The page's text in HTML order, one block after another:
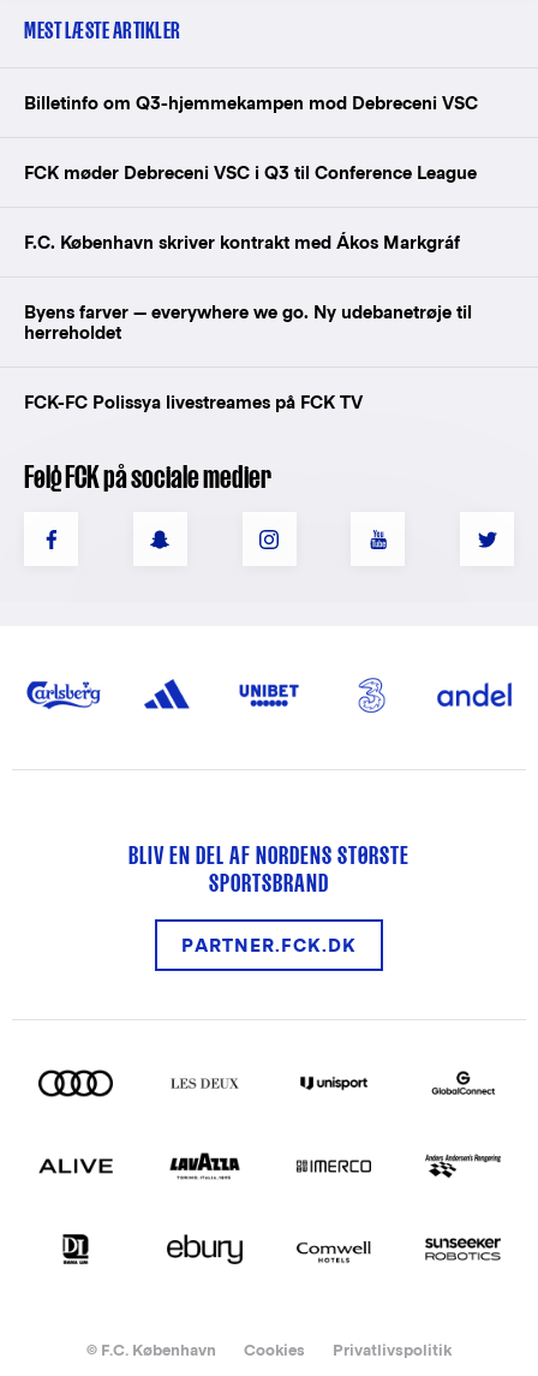
MEST LÆSTE ARTIKLER
Billetinfo om Q3-hjemmekampen mod Debreceni VSC
FCK møder Debreceni VSC i Q3 til Conference League
F.C. København skriver kontrakt med Ákos Markgráf
Byens farver — everywhere we go. Ny udebanetrøje til
herreholdet
FCK-FC Polissya livestreames på FCK TV
Følg FCK på sociale medier
BLIV EN DEL AF NORDENS STØRSTE
SPORTSBRAND
PARTNER.FCK.DK
© F.C. København Cookies Privatlivspolitik